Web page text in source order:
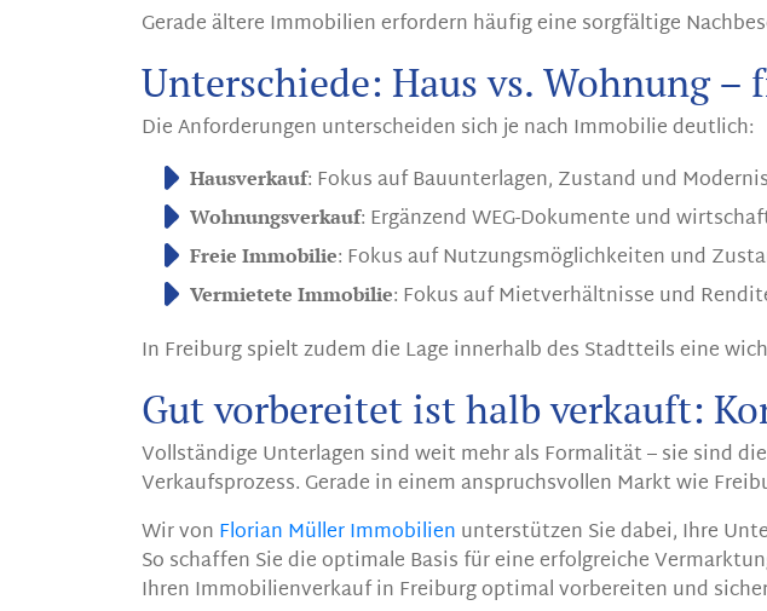
Gerade ältere Immobilien erfordern häufig eine sorgfältige
Unterschiede: Haus vs. Wohnung –
Die Anforderungen unterscheiden sich je nach Immobilie deutlich:
Hausverkauf: Fokus auf Bauunterlagen, Zustand und
Wohnungsverkauf: Ergänzend WEG-Dokumente und
Freie Immobilie: Fokus auf Nutzungsmöglichkeiten und
Vermietete Immobilie: Fokus auf Mietverhältnisse und
In Freiburg spielt zudem die Lage innerhalb des Stadtteils eine
Gut vorbereitet ist halb verkauft:
Vollständige Unterlagen sind weit mehr als Formalität – sie sind
Verkaufsprozess. Gerade in einem anspruchsvollen Markt wie
Wir von Florian Müller Immobilien unterstützen Sie dabei, Ihre
So schaffen Sie die optimale Basis für eine erfolgreiche
Ihren Immobilienverkauf in Freiburg optimal vorbereiten und